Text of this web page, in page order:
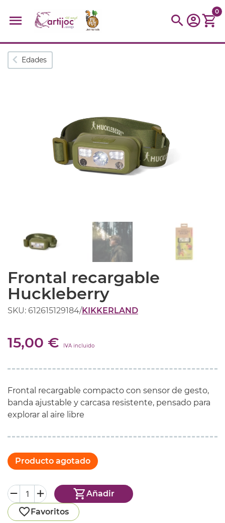
Búsquedas populares
0
Edades
Frontal recargable
Huckleberry
SKU: 612615129184/KIKKERLAND
15,00 € IVA incluido
Frontal recargable compacto con sensor de gesto,
banda ajustable y carcasa resistente, pensado para
explorar al aire libre
Producto agotado
Añadir
Favoritos